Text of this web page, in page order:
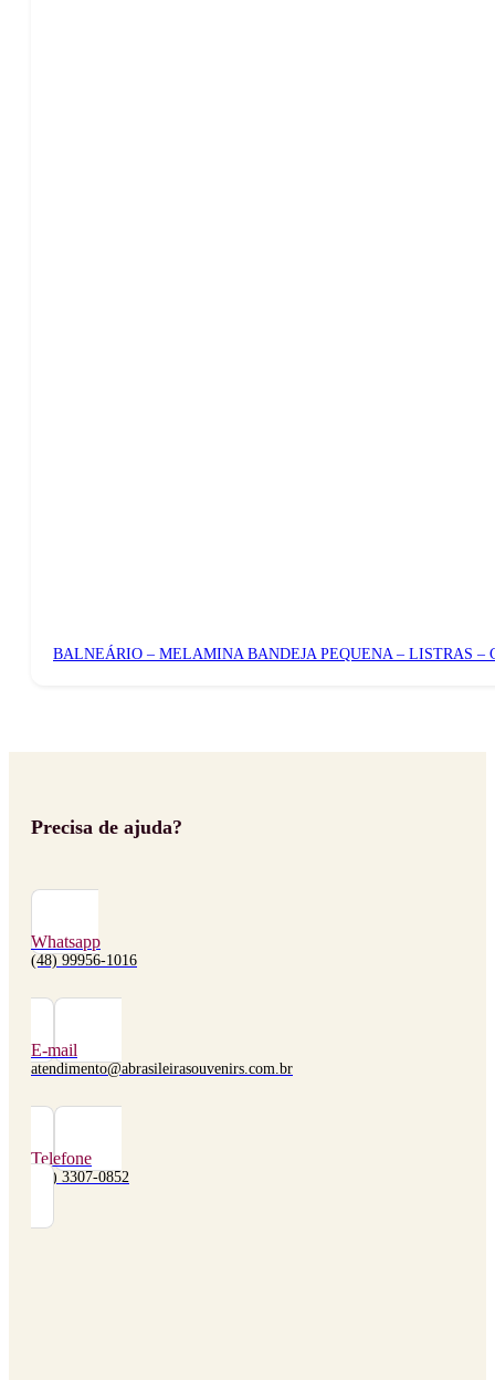
BALNEÁRIO – MELAMINA BANDEJA PEQUENA – LISTRAS –
Precisa de ajuda?
Whatsapp
(48) 99956-1016
E-mail
atendimento@abrasileirasouvenirs.com.br
Telefone
(48) 3307-0852